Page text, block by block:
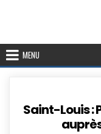
MENU
Saint-Louis :